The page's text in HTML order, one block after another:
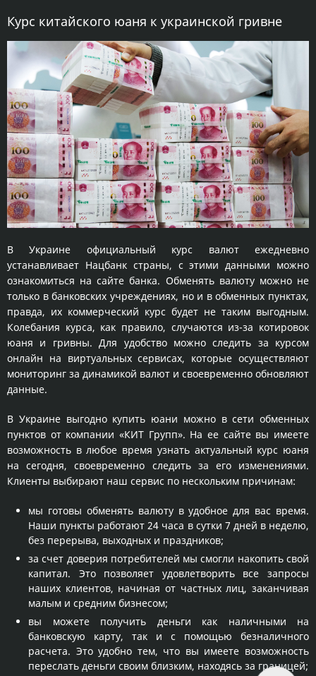
Курс китайского юаня к украинской гривне
В Украине официальный курс валют ежедневно
устанавливает Нацбанк страны, с этими данными можно
ознакомиться на сайте банка. Обменять валюту можно не
только в банковских учреждениях, но и в обменных пунктах,
правда, их коммерческий курс будет не таким выгодным.
Колебания курса, как правило, случаются из-за котировок
юаня и гривны. Для удобство можно следить за курсом
онлайн на виртуальных сервисах, которые осуществляют
мониторинг за динамикой валют и своевременно обновляют
данные.
В Украине выгодно купить юани можно в сети обменных
пунктов от компании «КИТ Групп». На ее сайте вы имеете
возможность в любое время узнать актуальный курс юаня
на сегодня, своевременно следить за его изменениями.
Клиенты выбирают наш сервис по нескольким причинам:
мы готовы обменять валюту в удобное для вас время.
Наши пункты работают 24 часа в сутки 7 дней в неделю,
без перерыва, выходных и праздников;
за счет доверия потребителей мы смогли накопить свой
капитал. Это позволяет удовлетворить все запросы
наших клиентов, начиная от частных лиц, заканчивая
малым и средним бизнесом;
вы можете получить деньги как наличными на
банковскую карту, так и с помощью безналичного
расчета. Это удобно тем, что вы имеете возможность
переслать деньги своим близким, находясь за границей;